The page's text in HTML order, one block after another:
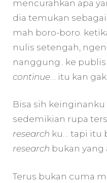
mencurahkan apa
dia temukan
mah boro-boro.
nulis setengah,
nanggung.. ke
continue … itu kan
Bisa sih
sedemikian rupa
research ku… tapi itu
research bukan yang
Terus bukan cuma